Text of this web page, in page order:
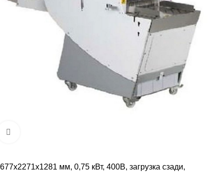
677х2271х1281 мм, 0,75 кВт, 400В, загрузка сзади,